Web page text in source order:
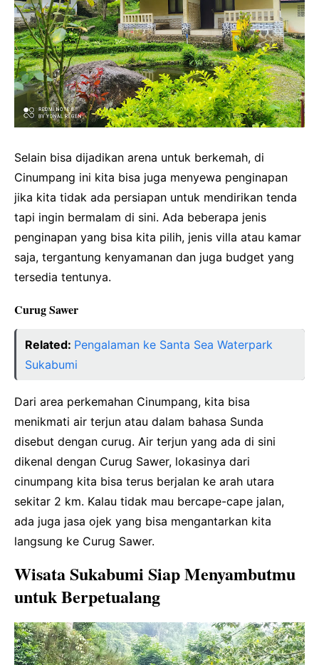
Selain bisa dijadikan arena untuk berkemah, di
Cinumpang ini kita bisa juga menyewa penginapan
jika kita tidak ada persiapan untuk mendirikan tenda
tapi ingin bermalam di sini. Ada beberapa jenis
penginapan yang bisa kita pilih, jenis villa atau kamar
saja, tergantung kenyamanan dan juga budget yang
tersedia tentunya.
Curug Sawer
Related: Pengalaman ke Santa Sea Waterpark
Sukabumi
Dari area perkemahan Cinumpang, kita bisa
menikmati air terjun atau dalam bahasa Sunda
disebut dengan curug. Air terjun yang ada di sini
dikenal dengan Curug Sawer, lokasinya dari
cinumpang kita bisa terus berjalan ke arah utara
sekitar 2 km. Kalau tidak mau bercape-cape jalan,
ada juga jasa ojek yang bisa mengantarkan kita
langsung ke Curug Sawer.
Wisata Sukabumi Siap Menyambutmu
untuk Berpetualang